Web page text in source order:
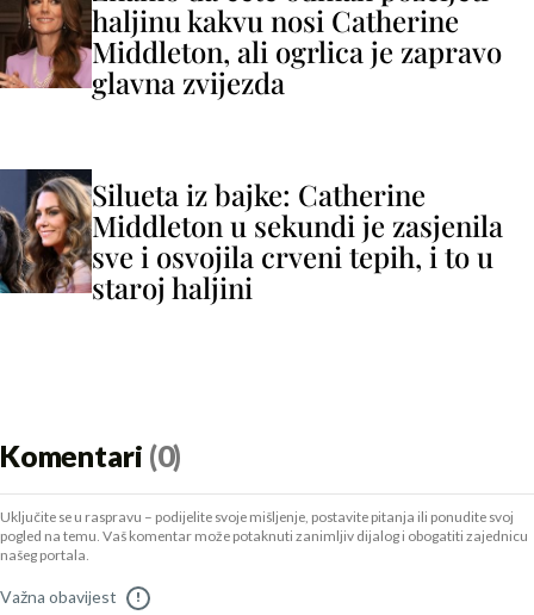
haljinu kakvu nosi Catherine
Middleton, ali ogrlica je zapravo
glavna zvijezda
Silueta iz bajke: Catherine
Middleton u sekundi je zasjenila
sve i osvojila crveni tepih, i to u
staroj haljini
Komentari (0)
Uključite se u raspravu – podijelite svoje mišljenje, postavite pitanja ili ponudite svoj
pogled na temu. Vaš komentar može potaknuti zanimljiv dijalog i obogatiti zajednicu
našeg portala.
Važna obavijest !